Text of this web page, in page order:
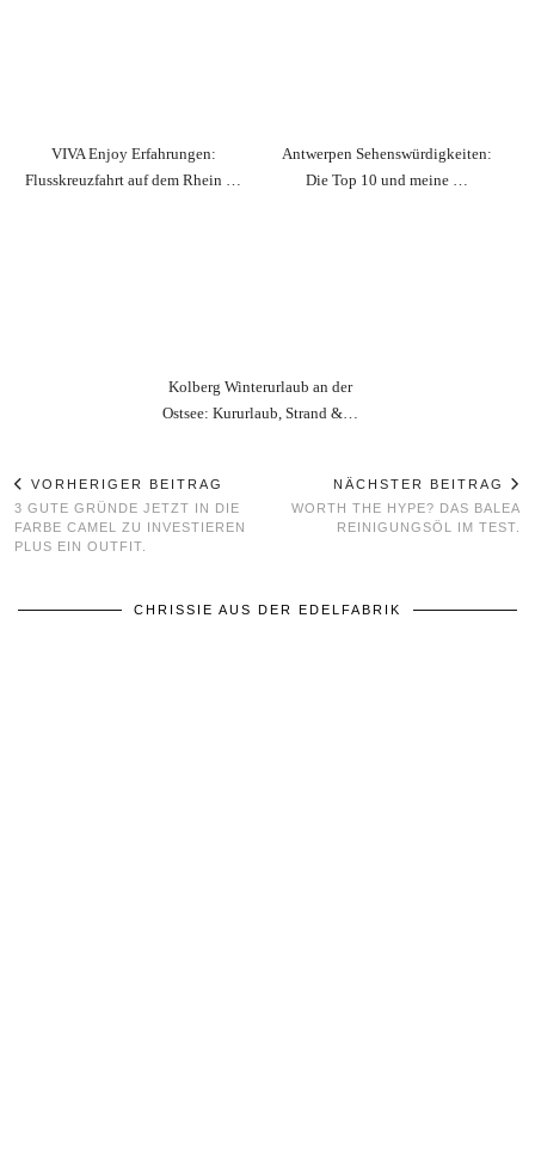
VIVA Enjoy Erfahrungen:
Flusskreuzfahrt auf dem Rhein …
Antwerpen Sehenswürdigkeiten:
Die Top 10 und meine …
Kolberg Winterurlaub an der
Ostsee: Kururlaub, Strand &…
VORHERIGER BEITRAG
3 GUTE GRÜNDE JETZT IN DIE
FARBE CAMEL ZU INVESTIEREN
PLUS EIN OUTFIT.
NÄCHSTER BEITRAG
WORTH THE HYPE? DAS BALEA
REINIGUNGSÖL IM TEST.
CHRISSIE AUS DER EDELFABRIK